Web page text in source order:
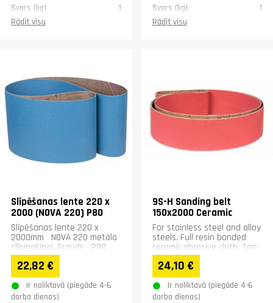
Svars (kg)
1
Rādīt visu
Svars (kg)
1
Rādīt visu
Slīpēšanas lente 220 x
2000 (NOVA 220) P80
Slīpēšanas lente 220 x
2000mm NOVA 220 metāla
slīpmašīnai. Grauds P80
22,82 €
Ir noliktavā (piegāde 4-6
darba dienas)
9S-H Sanding belt
150x2000 Ceramic
For stainless steel and alloy
steels. Full resin bonded
ceramic abrasive cloth. Top-
filled H-polyester backing
for very heavy...
24,10 €
Ir noliktavā (piegāde 4-6
darba dienas)